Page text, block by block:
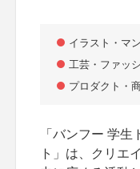
イラスト・マ
工芸・ファッ
プロダクト・
「バンフー 学
ト」は、クリエ